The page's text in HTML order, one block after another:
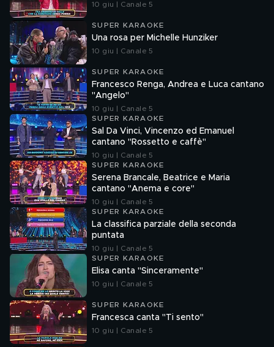
10 giu | Canale 5
SUPER KARAOKE
Una rosa per Michelle Hunziker
10 giu | Canale 5
SUPER KARAOKE
Francesco Renga, Andrea e Luca cantano
"Angelo"
10 giu | Canale 5
SUPER KARAOKE
Sal Da Vinci, Vincenzo ed Emanuel
cantano "Rossetto e caffè"
10 giu | Canale 5
SUPER KARAOKE
Serena Brancale, Beatrice e Maria
cantano "Anema e core"
10 giu | Canale 5
SUPER KARAOKE
La classifica parziale della seconda
puntata
10 giu | Canale 5
SUPER KARAOKE
Elisa canta "Sinceramente"
10 giu | Canale 5
SUPER KARAOKE
Francesca canta "Ti sento"
10 giu | Canale 5